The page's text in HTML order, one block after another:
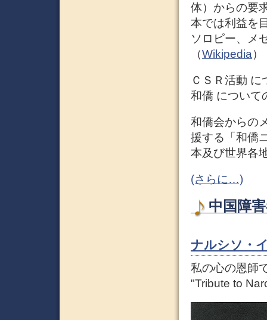
体）からの要
本では利益を
ソロピー、メ
（Wikipedia）
ＣＳＲ活動 に
和僑 について
和僑会からの
援する「和僑
本及び世界各
(さらに…)
中国障
ナルシソ・
私の心の恩師
"Tribute to